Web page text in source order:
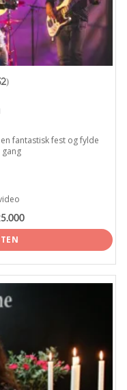
fantastisk fest og fylde